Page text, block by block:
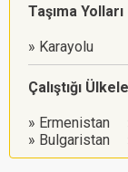
Taşıma Yolları
Karayolu
Çalıştığı
Ermenistan
Bulgaristan